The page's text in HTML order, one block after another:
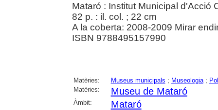
Mataró : Institut Municipal d'Acció
82 p. : il. col. ; 22 cm
A la coberta: 2008-2009 Mirar
ISBN 9788495157990
Matèries: Museus municipals ; Museologia;
Matèries:
Museu de Mataró
Àmbit: Mataró